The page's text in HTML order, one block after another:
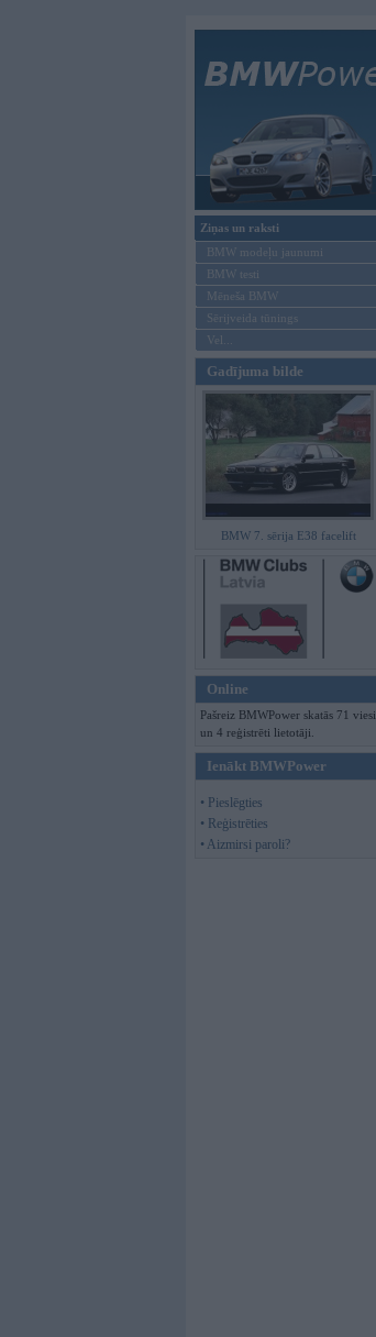
Ziņas un raksti
BMW modeļu jaunumi
BMW testi
Mēneša BMW
Sērijveida tūnings
Vel...
Gadījuma bilde
BMW 7. sērija E38 facelift
Online
Pašreiz BMWPower skatās 71 viesi
un 4 reģistrēti lietotāji.
Ienākt BMWPower
• Pieslēgties
• Reģistrēties
• Aizmirsi paroli?